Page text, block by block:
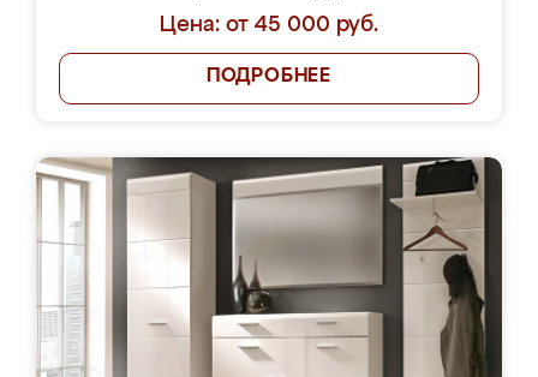
Цена: от 45 000 руб.
ПОДРОБНЕЕ